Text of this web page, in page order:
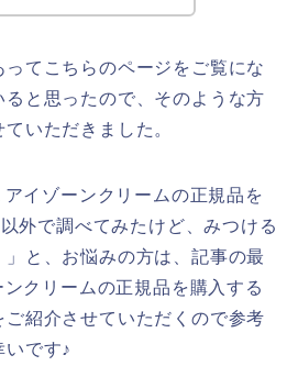
てこちらのページをご覧にな
ると思ったので、そのような方
いただきました。
イゾーンクリームの正規品を
外で調べてみたけど、みつける
と、お悩みの方は、記事の最
クリームの正規品を購入する
ご紹介させていただくので参考
いです♪